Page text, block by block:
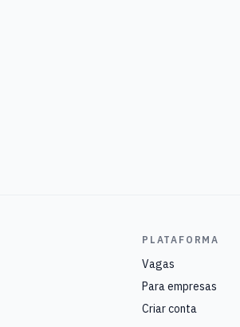
PLATAFORMA
Vagas
Para empresas
Criar conta